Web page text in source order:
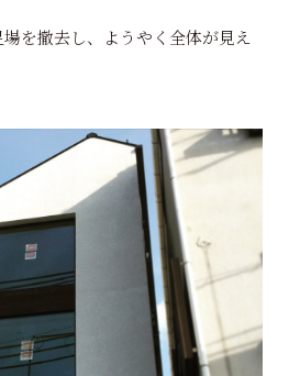
を撤去し、ようやく全体が見え